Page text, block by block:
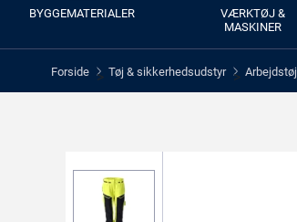
BYGGEMATERIALER
VÆRKTØJ &
MASKINER
Forside > Tøj & sikkerhedsudstyr > Arbejdstøj